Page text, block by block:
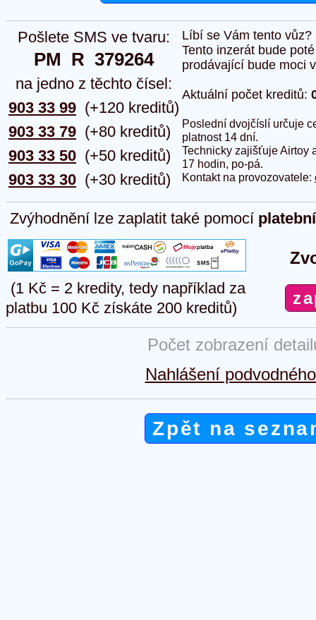
Pošlete SMS ve tvaru:
PM  R  379264
na jedno z těchto čísel:
903 33 99
903 33 79
903 33 50
903 33 30
(+120 kreditů)
(+80 kreditů)
(+50 kreditů)
(+30 kreditů)
Líbí se Vám tento
Tento inzerát bude
prodávající bude moci
Aktuální počet kreditů:
Poslední dvojčíslí určuje
platnost 14 dní.
Technicky zajišťuje Airtoy
17 hodin, po-pá.
Kontakt na provozovatele:
Zvýhodnění lze zaplatit také pomocí
(1 Kč = 2 kredity, tedy například za
platbu 100 Kč získáte 200 kreditů)
Počet zobrazení
Nahlášení
Zpět na